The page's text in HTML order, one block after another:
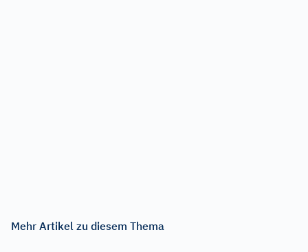
Mehr Artikel zu diesem Thema